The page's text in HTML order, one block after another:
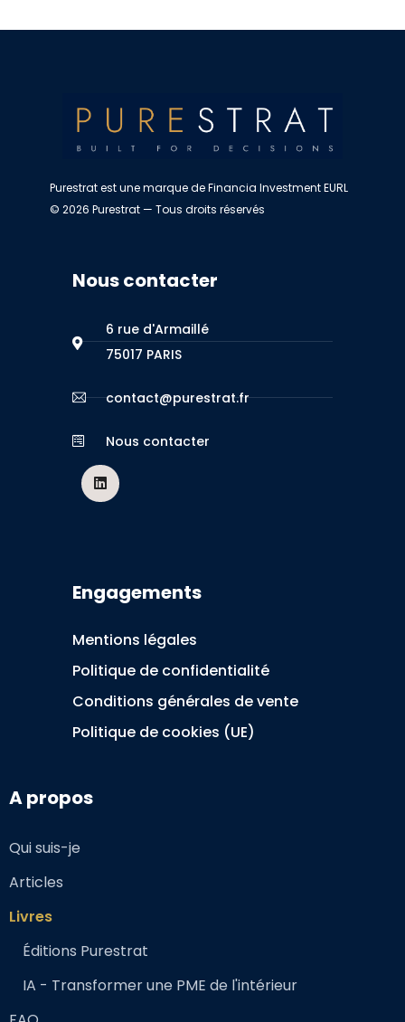
Purestrat est une marque de Financia Investment EURL
© 2026 Purestrat — Tous droits réservés
Nous contacter
6 rue d'Armaillé
75017 PARIS
contact@purestrat.fr
Nous contacter
Engagements
Mentions légales
Politique de confidentialité
Conditions générales de vente
Politique de cookies (UE)
A propos
Qui suis-je
Articles
Livres
Éditions Purestrat
IA - Transformer une PME de l'intérieur